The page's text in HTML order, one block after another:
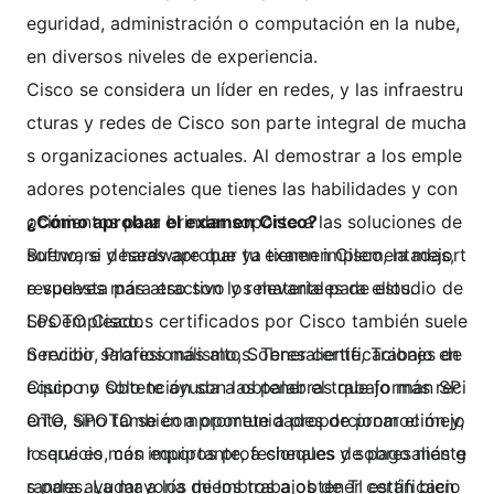
eguridad, administración o computación en la nube,
en diversos niveles de experiencia.
Cisco se considera un líder en redes, y las infraestru
cturas y redes de Cisco son parte integral de mucha
s organizaciones actuales. Al demostrar a los emple
adores potenciales que tienes las habilidades y con
ocimientos para brindar soporte a las soluciones de
software y hardware que ya tienen implementadas, t
e vuelves más atractivo y relevante para ellos.
Los empleados certificados por Cisco también suele
n recibir salarios más altos. Tener certificaciones de
Cisco no solo te ayuda a obtener el trabajo más reci
ente, sino también a oportunidades de promoción y,
lo que es más importante, a cheques de pago más g
randes. La mayoría de los trabajos de TI están bien
¿Cómo aprobar el examen Cisco?
Bueno, si deseas aprobar tu examen Cisco, la mejor
respuesta para eso son los materiales de estudio de
SPOTO Cisco.
Servicio, Profesionalismo, Sobresaliente, Trabajo en
equipo y Obtención son las palabras que forman SP
OTO. SPOTO se compromete a proporcionar el mejo
r servicio, con equipos profesionales y sobresaliente
s para ayudar a los miembros a obtener certificacio